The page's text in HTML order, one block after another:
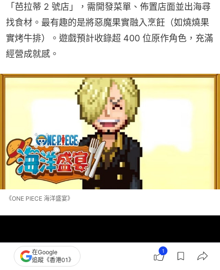
「芭拉蒂 2 號店」，需開發菜單、佈置店面並出海尋
找食材。最有趣的是將惡魔果實融入烹飪（如燒燒果
實烤牛排）。遊戲預計收錄超 400 位原作角色，充滿
經營成就感。
《ONE PIECE 海洋盛宴》
在Google
追蹤《香港01》
1